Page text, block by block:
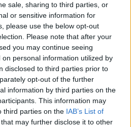
sale, sharing to third parties, or
or sensitive information for
please use the below opt-out
Please note that after your
you may continue seeing
personal information utilized by
disclosed to third parties prior to
opt-out of the further
information by third parties on the
This information may
third parties on the IAB’s List of
that may further disclose it to other
water towers
de châteaux d'eau
de Jack